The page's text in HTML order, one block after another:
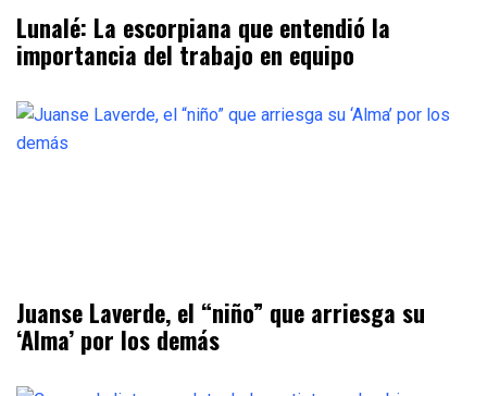
Lunalé: La escorpiana que entendió la
importancia del trabajo en equipo
Juanse Laverde, el “niño” que arriesga su
‘Alma’ por los demás